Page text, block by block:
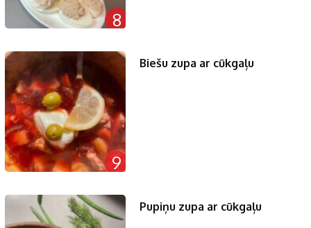
8
9
Biešu zupa ar cūkgaļu
Pupiņu zupa ar cūkgaļu